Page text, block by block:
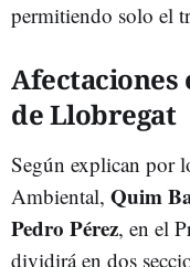
permitiendo solo el
Afectaciones
de Llobregat
Según explican por
Ambiental, Quim
Pedro Pérez, en el
dividirá en dos